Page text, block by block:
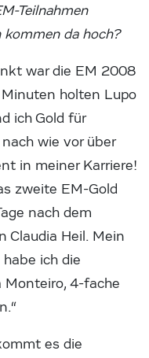
Teilnahmen
kommen da hoch?
war die EM 2008
holten Lupo
ich Gold für
wie vor über
in meiner Karriere!
zweite EM-Gold
nach dem
Claudia Heil. Mein
ich die
Monteiro, 4-fache
es die